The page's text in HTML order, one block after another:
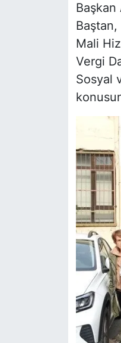
Başkan
Baştan,
Mali
Vergi
Sosyal
VİDEO GALERİ